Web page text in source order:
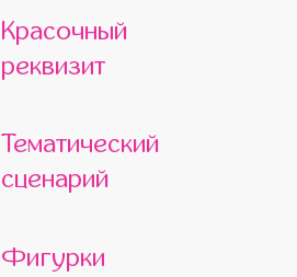
Красочный
реквизит
Тематический
сценарий
Фигурки